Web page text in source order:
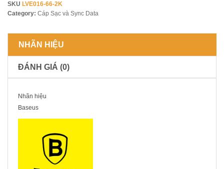
SKU LVE016-66-2K
Category: Cáp Sạc và Sync Data
NHÃN HIỆU
ĐÁNH GIÁ (0)
Nhãn hiệu
Baseus